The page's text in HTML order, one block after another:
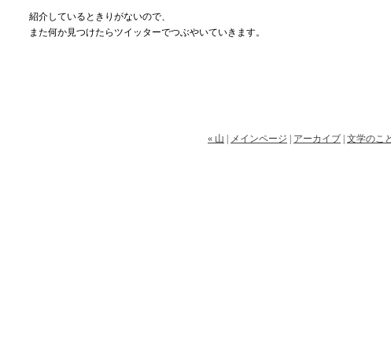
紹介しているときりがないので、
また何か見つけたらツイッターでつぶやいていきます。
« 山 メインページ アーカイブ 文学のこ